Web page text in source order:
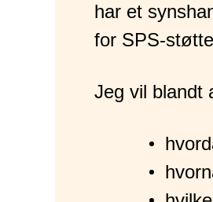
har et
for SPS-
Jeg vil blandt